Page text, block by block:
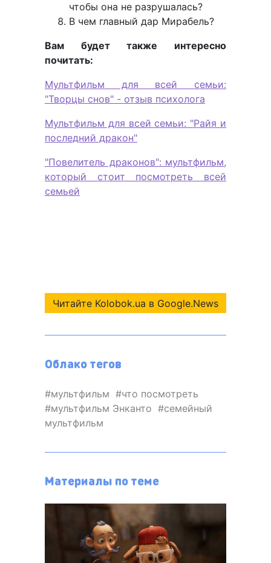
чтобы она не разрушалась?
В чем главный дар Мирабель?
Вам будет также интересно
почитать:
Мультфильм для всей семьи:
"Творцы снов" - отзыв психолога
Мультфильм для всей семьи: "Райя и
последний дракон"
"Повелитель драконов": мультфильм,
который стоит посмотреть всей
семьей
Читайте Kolobok.ua в Google.News
Облако тегов
мультфильм
что посмотреть
мультфильм Энканто
семейный
мультфильм
Материалы по теме